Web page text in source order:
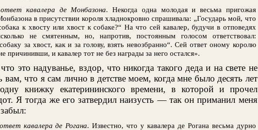
кавалера де Монбазона. Некогда одна молодая и весьма пригожая
в присутствии короля хладнокровно спрашивала: „Государь мой, что
к хвосту или хвост к собаке?“ На что сей кавалер, будучи в отповедях
не смятенным, но, напротив, постоянным голосом ответствовал:
за хвост, как и за голову, взять невозбранно“. Сей ответ оному королю
причинивши, и кавалер тот не без награды за него остался».
это надуванье, вздор, что никогда такого деда и на свете не
что я сам лично в детстве моем, когда мне было десять лет
книжку екатерининского времени, в которой и прочел
Я тогда же его затвердил наизусть — так он приманил меня
кавалера де Рогана. Известно, что у кавалера де Рогана весьма дурно